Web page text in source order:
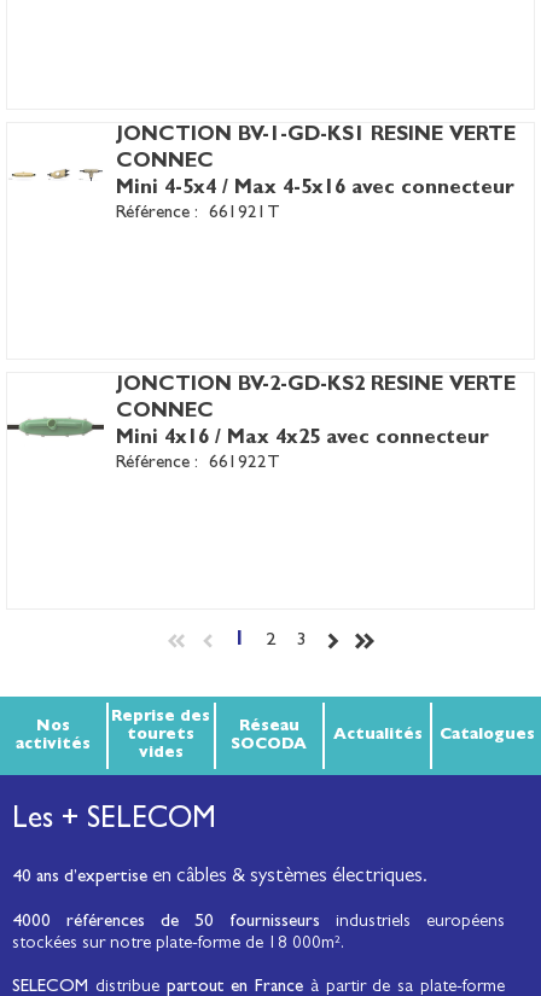
JONCTION BV-1-GD-KS1 RESINE VERTE
CONNEC
Mini 4-5x4 / Max 4-5x16 avec connecteur
Référence : 661921T
JONCTION BV-2-GD-KS2 RESINE VERTE
CONNEC
Mini 4x16 / Max 4x25 avec connecteur
Référence : 661922T
1 2 3
Nos
activités
Reprise des
tourets
vides
Réseau
SOCODA
Actualités Catalogues
Les + SELECOM
40 ans d’expertise en câbles & systèmes électriques.
4000 références de 50 fournisseurs industriels européens
stockées sur notre plate-forme de 18 000m².
SELECOM distribue partout en France à partir de sa plate-forme